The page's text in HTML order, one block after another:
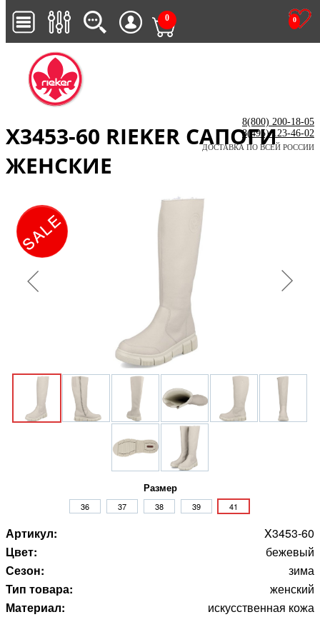
0
0
8(800) 200-18-05
8(495) 123-46-02
ДОСТАВКА ПО ВСЕЙ РОССИИ
X3453-60 RIEKER САПОГИ
ЖЕНСКИЕ
Размер
36 37 38 39 41
Артикул:
X3453-60
Цвет:
бежевый
Сезон:
зима
Тип товара:
женский
Материал:
искусственная кожа